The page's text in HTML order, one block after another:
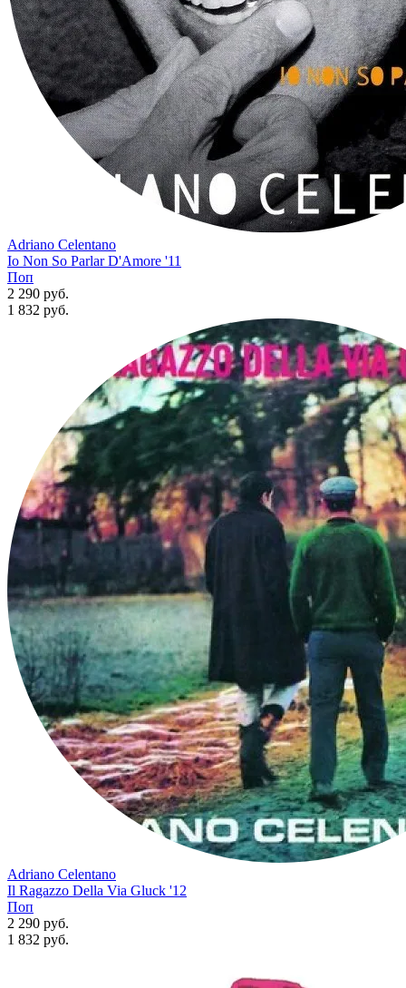
Adriano Celentano
Io Non So Parlar D'Amore '11
Поп
2 290 руб.
1 832 руб.
Adriano Celentano
Il Ragazzo Della Via Gluck '12
Поп
2 290 руб.
1 832 руб.